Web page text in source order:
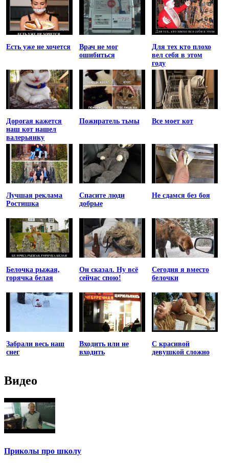
Есть уже не хочется
Врач не мог
ошибиться
Для тех кто плохо
вел себя в этом
году
Дорогая кажется
наш кот нашел
валерьянку
Пожиратель тьмы Все моет кот
Лучшая реклама
Ростишка
Спасите люди
добрые
Не сдамся без боя
Белочка рыжая,
горячка белая
Он сказал. Ну всё
сейчас спою!
Сегодня я вместо
белочки
Забрали весь наш
снег
Входить или не
входить
С красивой
девушкой сложно
Видео
Приколы про школу